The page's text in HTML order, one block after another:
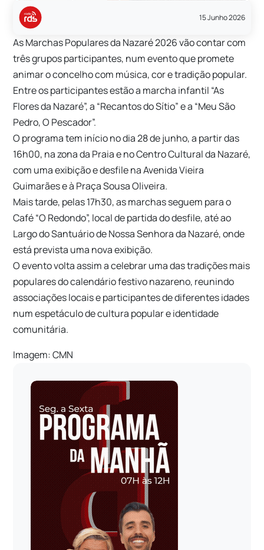
15 Junho 2026
As Marchas Populares da Nazaré 2026 vão contar com
três grupos participantes, num evento que promete
animar o concelho com música, cor e tradição popular.
Entre os participantes estão a marcha infantil “As
Flores da Nazaré”, a “Recantos do Sítio” e a “Meu São
Pedro, O Pescador”.
O programa tem início no dia 28 de junho, a partir das
16h00, na zona da Praia e no Centro Cultural da Nazaré,
com uma exibição e desfile na Avenida Vieira
Guimarães e à Praça Sousa Oliveira.
Mais tarde, pelas 17h30, as marchas seguem para o
Café “O Redondo”, local de partida do desfile, até ao
Largo do Santuário de Nossa Senhora da Nazaré, onde
está prevista uma nova exibição.
O evento volta assim a celebrar uma das tradições mais
populares do calendário festivo nazareno, reunindo
associações locais e participantes de diferentes idades
num espetáculo de cultura popular e identidade
comunitária.
Imagem: CMN